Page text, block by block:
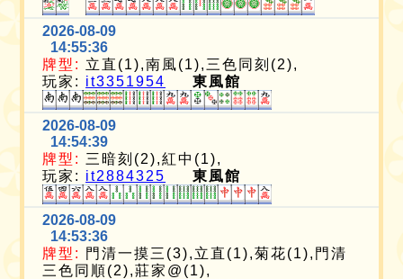
2026-08-09
14:55:36
牌型: 立直(1),南風(1),三色同刻(2),
玩家: it3351954 東風館
2026-08-09
14:54:39
牌型: 三暗刻(2),紅中(1),
玩家: it2884325 東風館
2026-08-09
14:53:36
牌型:
門清一摸三(3),立直(1),菊花(1),門清
三色同順(2),莊家@(1),